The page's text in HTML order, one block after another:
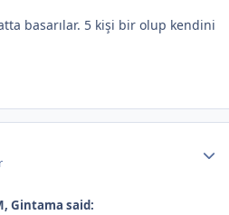
basarılar. 5 kişi bir olup kendini
Gintama said: